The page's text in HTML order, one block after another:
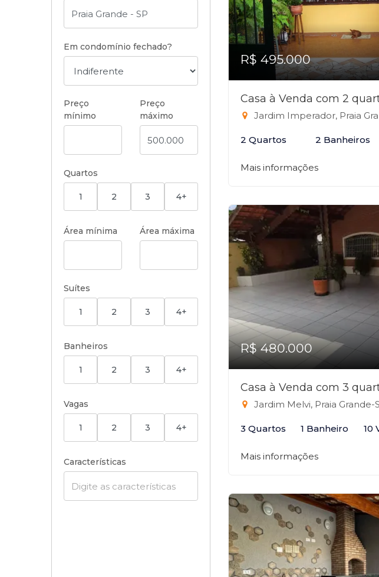
Em condomínio fechado?
Preço
mínimo
Preço
máximo
Quartos
1 2 3 4+
Área mínima Área máxima
Suítes
1 2 3 4+
Banheiros
1 2 3 4+
Vagas
1 2 3 4+
Características
R$ 495.000
Casa à Venda com 2
Jardim Imperador, Praia
2 Quartos 2 Banheiros
Mais informações
R$ 480.000
Casa à Venda com 3
Jardim Melvi, Praia Grande-
3 Quartos 1 Banheiro 10
Mais informações